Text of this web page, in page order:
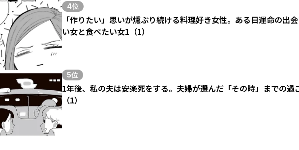
4位
「作りたい」思いが燻ぶり続ける料理好き女性。ある日運命の出
い女と食べたい女1（1）
5位
1年後、私の夫は安楽死をする。夫婦が選んだ「その時」までの過
（1）